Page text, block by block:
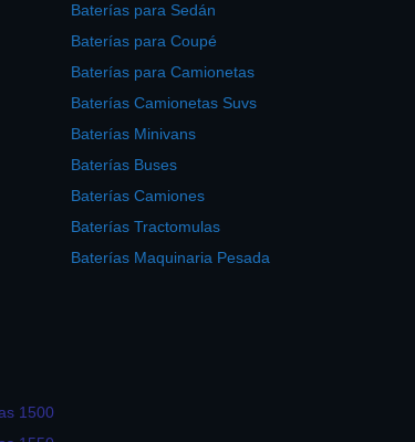
Baterías para Sedán
Baterías para Coupé
Baterías para Camionetas
Baterías Camionetas Suvs
Baterías Minivans
Baterías Buses
Baterías Camiones
Baterías Tractomulas
Baterías Maquinaria Pesada
1500